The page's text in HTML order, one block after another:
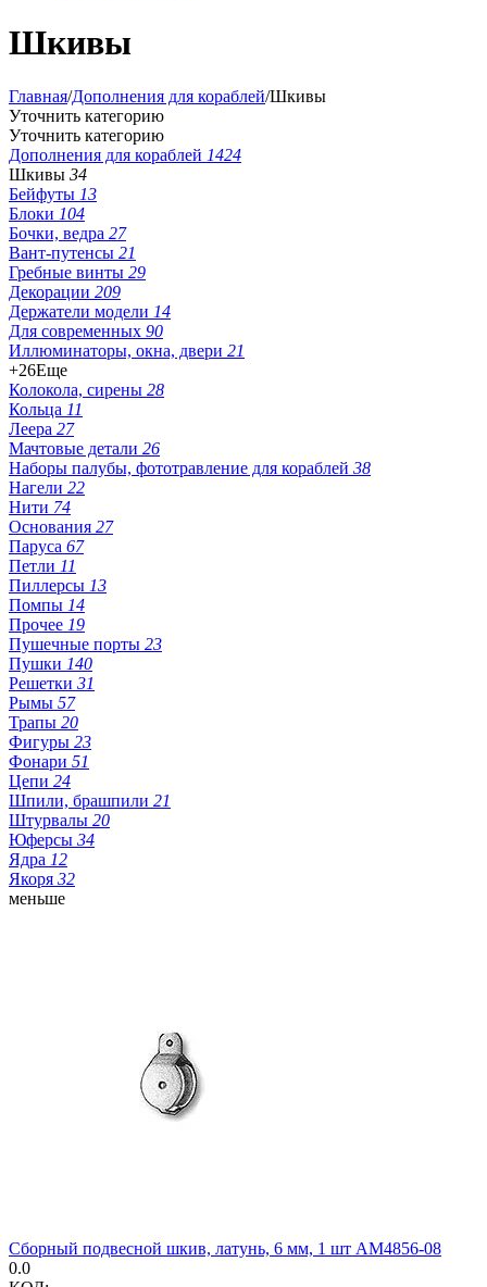
Шкивы
Главная/Дополнения для кораблей/Шкивы
Уточнить категорию
Уточнить категорию
Дополнения для кораблей 1424
Шкивы 34
Бейфуты 13
Блоки 104
Бочки, ведра 27
Вант-путенсы 21
Гребные винты 29
Декорации 209
Держатели модели 14
Для современных 90
Иллюминаторы, окна, двери 21
+26Еще
Колокола, сирены 28
Кольца 11
Леера 27
Мачтовые детали 26
Наборы палубы, фототравление для кораблей 38
Нагели 22
Нити 74
Основания 27
Паруса 67
Петли 11
Пиллерсы 13
Помпы 14
Прочее 19
Пушечные порты 23
Пушки 140
Решетки 31
Рымы 57
Трапы 20
Фигуры 23
Фонари 51
Цепи 24
Шпили, брашпили 21
Штурвалы 20
Юферсы 34
Ядра 12
Якоря 32
меньше
Сборный подвесной шкив, латунь, 6 мм, 1 шт AM4856-08
0.0